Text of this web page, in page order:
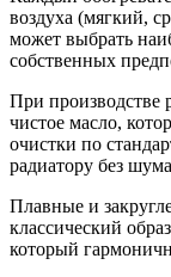
воздуха (мягкий,
может выбрать
собственных
При производстве
чистое масло,
очистки по
радиатору без
Плавные и
классический
который